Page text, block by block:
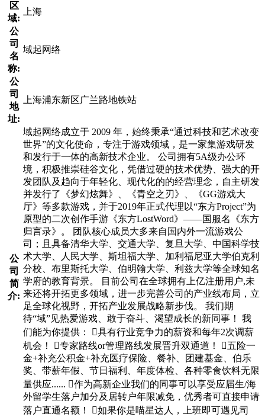
区
域:
上海
公
司
名
称:
域起网络
公
司
地
址:
上海浦东新区广兰路地铁站
公
司
简
介:
域起网络成立于 2009 年，始终秉承“通过科技和艺术改变
世界”的文化使命，专注于游戏领域，是一家集游戏研发
和发行于一体的高新技术企业。 公司拥有5A级办公环
境，积极推崇硅谷文化，凭借过硬的技术优势、强大的开
发团队及趋向于年轻化、现代化的的经营理念，自主研发
并发行了《梦幻炫舞》、《青空之刃》、《GG游戏大
厅》等多款游戏，并于2019年正式代理以“东方Project”为
原型的二次创作手游《东方LostWord》——国服名《东方
归言录》。 团队核心成员大多来自国内外一流游戏公
司；且具备清华大学、交通大学、复旦大学、中国科学技
术大学、人民大学、斯坦福大学、加利福尼亚大学伯克利
分校、布里斯托大学、伯明翰大学、利兹大学等全球知名
学府的教育背景。 目前公司在全球拥有上亿注册用户,未
来还将开拓更多领域，进一步完善公司的产业线布局，立
足全球化视野，开拓产业发展战略新步伐。 我们期
待“域”见热爱游戏、敢于奋斗、渴望成长的新同事！ 我
们能为你提供： 具有行业竞争力的薪资和每年2次调薪
机会！ 专家路线or管理路线发展晋升双通道！ 五险一
金+补充公积金+补充医疗保险、餐补、团建基金、伯乐
奖、带薪年假、节日福利、年度体检、各种零食饮料无限
量供应...... 作为高新企业我们的同事可以享受应届生/海
外留学生落户加分及居转户年限减免，优秀者可直接申请
落户直通名额！ 如果你是喵星达人，上班即可遇见司